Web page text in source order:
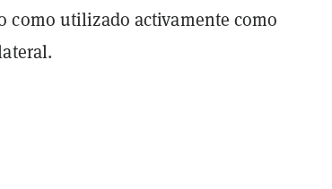
como utilizado activamente como